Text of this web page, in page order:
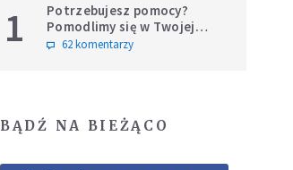
1
Potrzebujesz pomocy?
Pomodlimy się w Twojej
intencji
62 komentarzy
BĄDŹ NA BIEŻĄCO